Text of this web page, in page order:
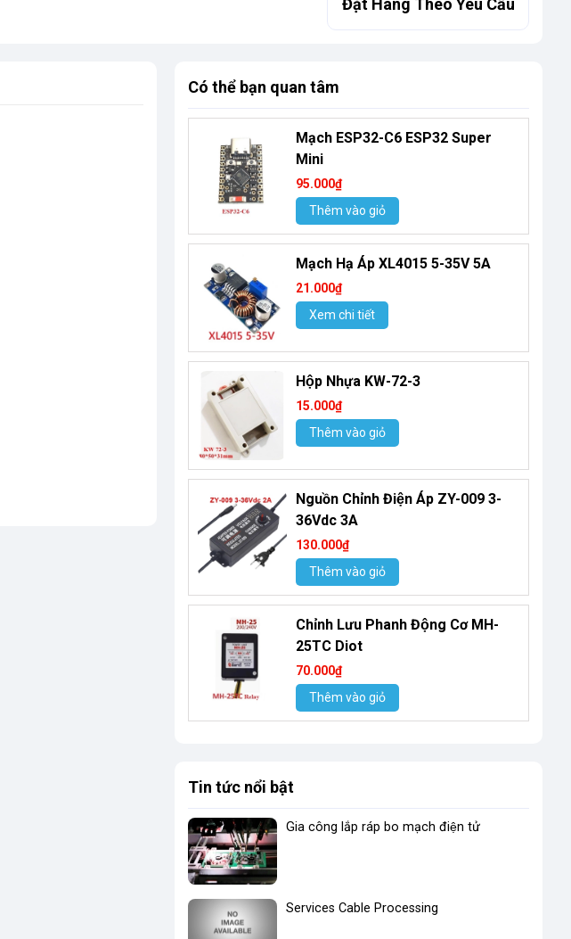
Đặt Hàng Theo Yêu Cầu
Có thể bạn quan tâm
Mạch ESP32-C6 ESP32 Super
Mini
95.000₫
Thêm vào giỏ
Mạch Hạ Áp XL4015 5-35V 5A
21.000₫
Xem chi tiết
Hộp Nhựa KW-72-3
15.000₫
Thêm vào giỏ
Nguồn Chỉnh Điện Áp ZY-009 3-
36Vdc 3A
130.000₫
Thêm vào giỏ
Chỉnh Lưu Phanh Động Cơ MH-
25TC Diot
70.000₫
Thêm vào giỏ
Tin tức nổi bật
Gia công lắp ráp bo mạch điện tử
Services Cable Processing